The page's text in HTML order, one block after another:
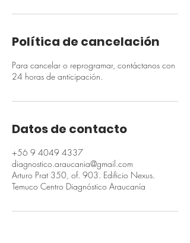
Política de cancelación
Para cancelar o reprogramar, contáctanos con
24 horas de anticipación.
Datos de contacto
+56 9 4049 4337
diagnostico.araucania@gmail.com
Arturo Prat 350, of. 903. Edificio Nexus.
Temuco Centro Diagnóstico Araucanía